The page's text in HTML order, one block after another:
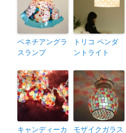
ベネチアングラ
スランプ
トリコ ペンダ
ントライト
キャンディーカ
モザイクガラス